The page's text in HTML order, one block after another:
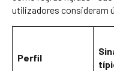
utilizadores consideram
Perfil